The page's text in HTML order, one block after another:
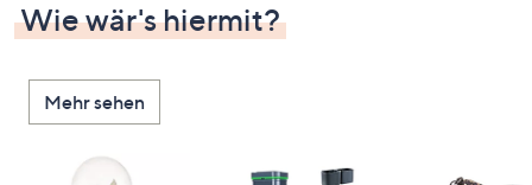
Wie wär's hiermit?
Mehr sehen